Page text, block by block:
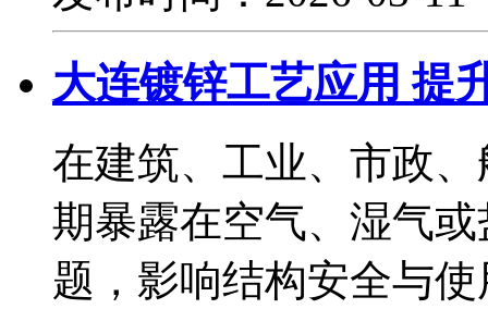
大连镀锌工艺应用 提
在建筑、工业、市政
期暴露在空气、湿气
题，影响结构安全与